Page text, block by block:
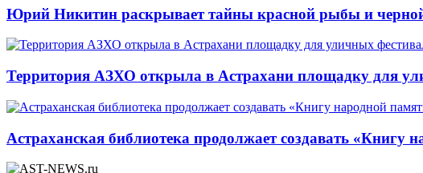
Юрий Никитин раскрывает тайны красной рыбы и
Территория АЗХО открыла в Астрахани площадку для
Астраханская библиотека продолжает создавать «Книгу